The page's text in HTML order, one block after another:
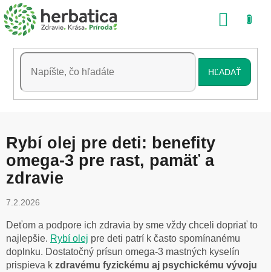
Prejsť
na
obsah
HĽADAŤ
Rybí olej pre deti: benefity
omega-3 pre rast, pamäť a
zdravie
7.2.2026
Deťom a podpore ich zdravia by sme vždy chceli dopriať to
najlepšie. Rybí olej pre deti patrí k často spomínanému
doplnku. Dostatočný prísun omega-3 mastných kyselín
prispieva k zdravému fyzickému aj psychickému vývoju